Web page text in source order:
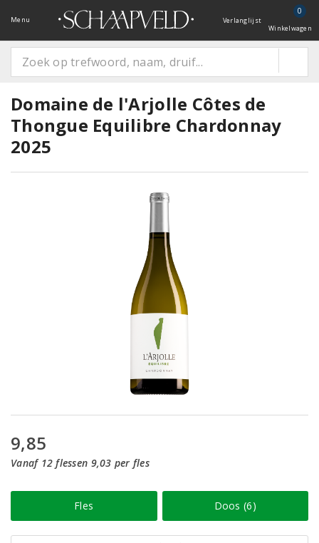
Menu Verlanglijst
0
Winkelwagen
Domaine de l'Arjolle Côtes de
Thongue Equilibre Chardonnay
2025
9,85
Vanaf 12 flessen 9,03 per fles
Fles Doos (6)